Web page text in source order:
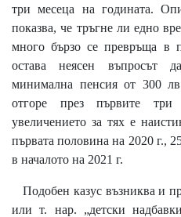
три месеца на годината.
показва, че тръгне ли едно
много бързо се превръща в
остава неясен въпросът
минимална пенсия от 300
отгоре през първите
увеличението за тях е
първата половина на 2020 г.,
в началото на 2021 г.
Подобен казус възниква и
или т. нар. „детски